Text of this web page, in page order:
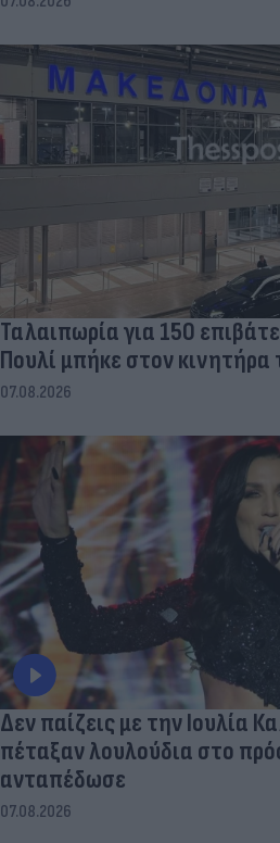
Ταλαιπωρία για 150
Πουλί μπήκε στον
07.08.2026
Δεν παίζεις με την Ιουλία
πέταξαν λουλούδια στο
ανταπέδωσε
07.08.2026